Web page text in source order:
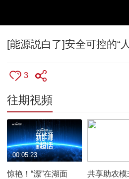
[能源説白了]安全可控的“
3
往期視頻
惊艳！“漂”在湖面
00:05:23
共享助农